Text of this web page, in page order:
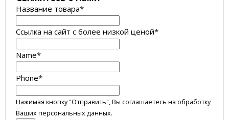
Название товара*
Ссылка на сайт с более низкой ценой*
Name*
Phone*
Нажимая кнопку "Отправить", Вы соглашаетесь на обработку
Ваших персональных данных.